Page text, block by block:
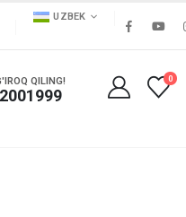
UZBEK
QILING! 0